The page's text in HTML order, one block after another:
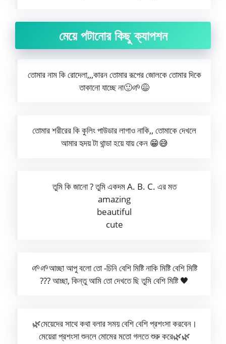
মেয়ে পটানোর কিছু ক্যাপশন
তোমার নাম কি রোদেলা,,,কারন তোমার রূপের জোলকে তোমার দিকে
তাকানো যাচ্ছে না🙂🌱😅
তোমার শরীরের কি কুলিং পাউডার লাগাও নাকি,, তোমাকে দেখলে
আমার হৃদয় টা থান্ডা হয়ে যায় কেন 😁😅
তুমি কি জানো ? তুমি একদম A. B. C. এর মত
amazing
beautiful
cute
🌱🌱আচ্ছা আপু বলো তো -চিনি বেশি মিষ্টি নাকি মিষ্টি বেশি মিষ্টি
??? আচ্ছা, কিন্তু আমি তো দেখতে ছি তুমি বেশি মিষ্টি 🖤
🌿মেয়েদের সাথে কথা বলার সময় বেশি বেশি প্রশংসা করবেন।
মেয়েরা প্রশংসা শুনলে মোমের মতো গলতে শুরু করে🌿🌿